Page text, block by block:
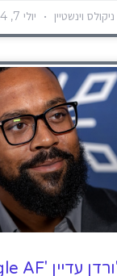
ניקולס וינשטיין יולי 7, 2024